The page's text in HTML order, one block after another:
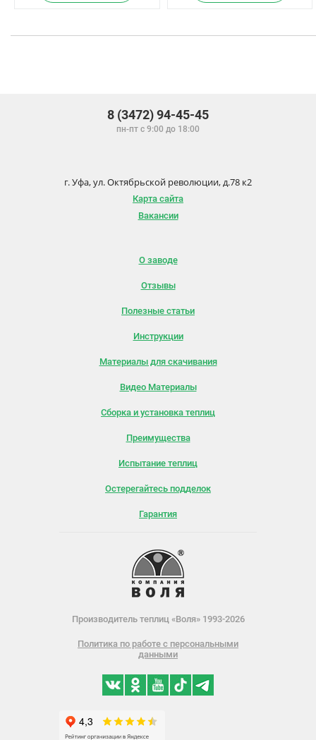
8 (3472) 94-45-45
пн-пт с 9:00 до 18:00
г. Уфа, ул. Октябрьской революции, д.78 к2
Карта сайта
Вакансии
О заводе
Отзывы
Полезные статьи
Инструкции
Материалы для скачивания
Видео Материалы
Сборка и установка теплиц
Преимущества
Испытание теплиц
Остерегайтесь подделок
Гарантия
Производитель теплиц «Воля» 1993-2026
Политика по работе с персональными
данными